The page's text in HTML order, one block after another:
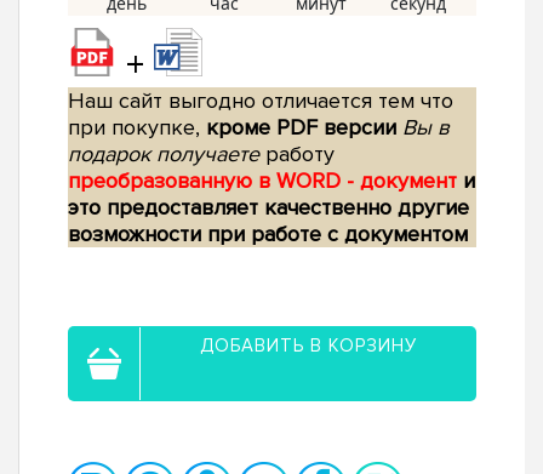
+
Наш сайт выгодно отличается тем что
при покупке, кроме PDF версии Вы в
подарок получаетеработу
преобразованную в WORD - документ и
это предоставляет качественно другие
возможности при работе с документом
ДОБАВИТЬ В КОРЗИНУ